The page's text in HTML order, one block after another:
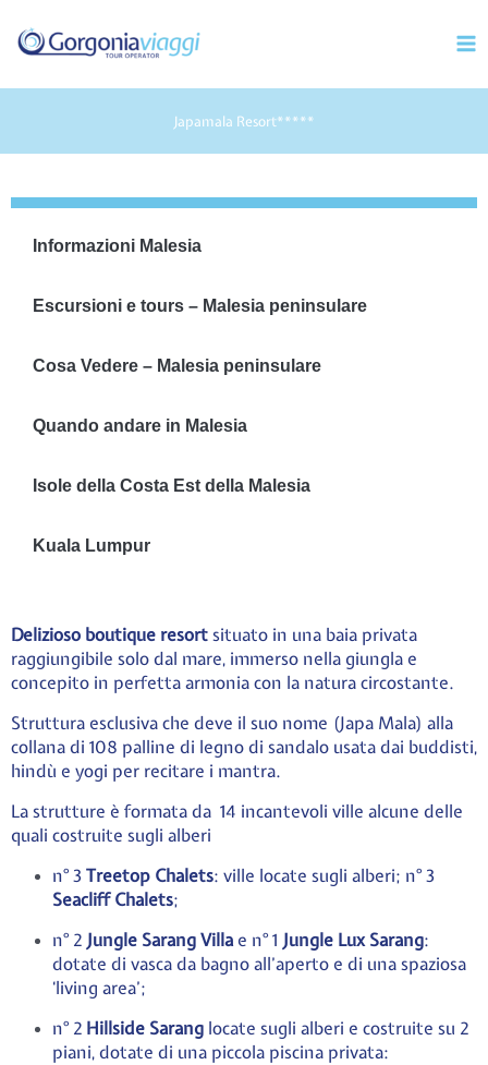
contenuto
Japamala Resort*****
Informazioni Malesia
Escursioni e tours – Malesia peninsulare
Cosa Vedere – Malesia peninsulare
Quando andare in Malesia
Isole della Costa Est della Malesia
Kuala Lumpur
Delizioso boutique resortsituato in una baia privata
raggiungibile solo dal mare, immerso nella giungla e
concepito in perfetta armonia con la natura circostante.
Struttura esclusiva che deve il suo nome (Japa Mala) alla
collana di 108 palline di legno di sandalo usata dai buddisti,
hindù e yogi per recitare i mantra.
La strutture è formata da 14 incantevoli ville alcune delle
quali costruite sugli alberi
n° 3Treetop Chalets: ville locate sugli alberi; n° 3
Seacliff Chalets;
n° 2 Jungle Sarang Villae n° 1 Jungle Lux Sarang:
dotate di vasca da bagno all’aperto e di una spaziosa
‘living area’;
n° 2 Hillside Sarang locate sugli alberi e costruite su 2
piani, dotate di una piccola piscina privata: